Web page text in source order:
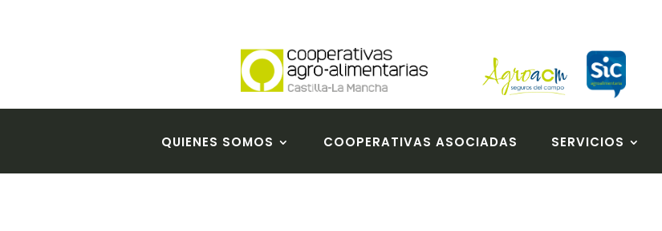
QUIENES SOMOS COOPERATIVAS ASOCIADAS SERVICIOS